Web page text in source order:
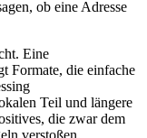
ob eine Adresse
Eine
Formate, die einfache
Teil und längere
die zwar dem